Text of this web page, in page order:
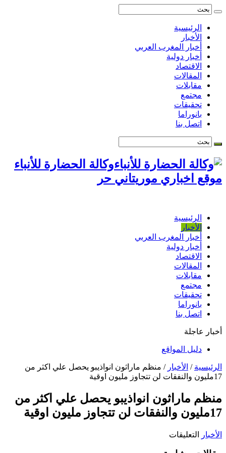
الرئيسية
الأخبار
أخبار المغرب العربي
أخبار دولية
الاقتصاد
المقالات
مقابلات
مجتمع
تحقيقات
بانوراما
اتصل بنا
وكالة الحضارة للأنباء
موقع اخباري موريتاني حر
الرئيسية
الأخبار
أخبار المغرب العربي
أخبار دولية
الاقتصاد
المقالات
مقابلات
مجتمع
تحقيقات
بانوراما
اتصل بنا
أخبار عاجلة
دليل المواقع
الرئيسية / الأخبار / منظم ماراثون انواذيبو يحصل علي اكثر من
17مليون والنفقات لن تتجاوز مليون اوقية
منظم ماراثون انواذيبو يحصل علي اكثر من
17مليون والنفقات لن تتجاوز مليون اوقية
الأخبار التعليقات